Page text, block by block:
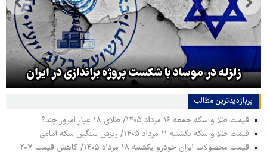
زلزله در موساد با شکست پروژه براندازی در ایران
پربازدیدترین‌ مطالب
قیمت طلا و سکه جمعه ۱۶ مرداد ۱۴۰۵/ طلای ۱۸ عیار امروز چند؟
قیمت طلا و سکه یکشنبه ۱۱ مرداد ۱۴۰۵/ ریزش سنگین سکه امامی
قیمت محصولات ایران خودرو یکشنبه ۱۸ مرداد ۱۴۰۵/ کاهش قیمت ۲۰۷